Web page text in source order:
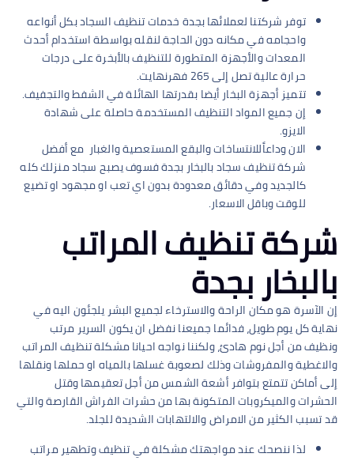
توفر شركتنا لعملائها بجدة خدمات تنظيف السجاد بكل أنواعه
واحجامه في مكانه دون الحاجة لنقله بواسطة استخدام أحدث
المعدات والأجهزة المتطورة للتنظيف بالأبخرة على درجات
حرارة عالية تصل إلى 265 فهرنهايت.
تتميز أجهزة البخار أيضا بقدرتها الهائلة في الشفط والتجفيف.
إن جميع المواد التنظيف المستخدمة حاصلة على شهادة
الايزو.
الان وداعاًللانتساخات والبقع المستعصية والغبار مع أفضل
شركة تنظيف سجاد بالبخار بجدة فسوف يصبح سجاد منزلك كله
كالجديد وفي دقائق معدودة بدون اي تعب او مجهود او تضيع
للوقت وباقل الاسعار.
شركة تنظيف المراتب
بالبخار بجدة
إن الآسرة هو مكان الراحة والاسترخاء لجميع البشر يلجئون اليه في
نهاية كل يوم طويل، فدائما جميعنا نفضل ان يكون السرير مرتب
ونظيف من أجل نوم هادئ، ولكننا نواجه احيانا مشكلة تنظيف المراتب
والاغطية والمفروشات وذلك لصعوبة غسلها بالمياه او حملها ونقلها
إلى أماكن تتمتع بتوافر أشعة الشمس من أجل تعقيمها وقتل
الحشرات والميكروبات المتكونة بها من حشرات الفراش القارصة والتي
قد تسبب الكثير من الامراض والالتهابات الشديدة للجلد.
لذا ننصحك عند مواجهتك مشكلة في تنظيف وتطهير مراتب